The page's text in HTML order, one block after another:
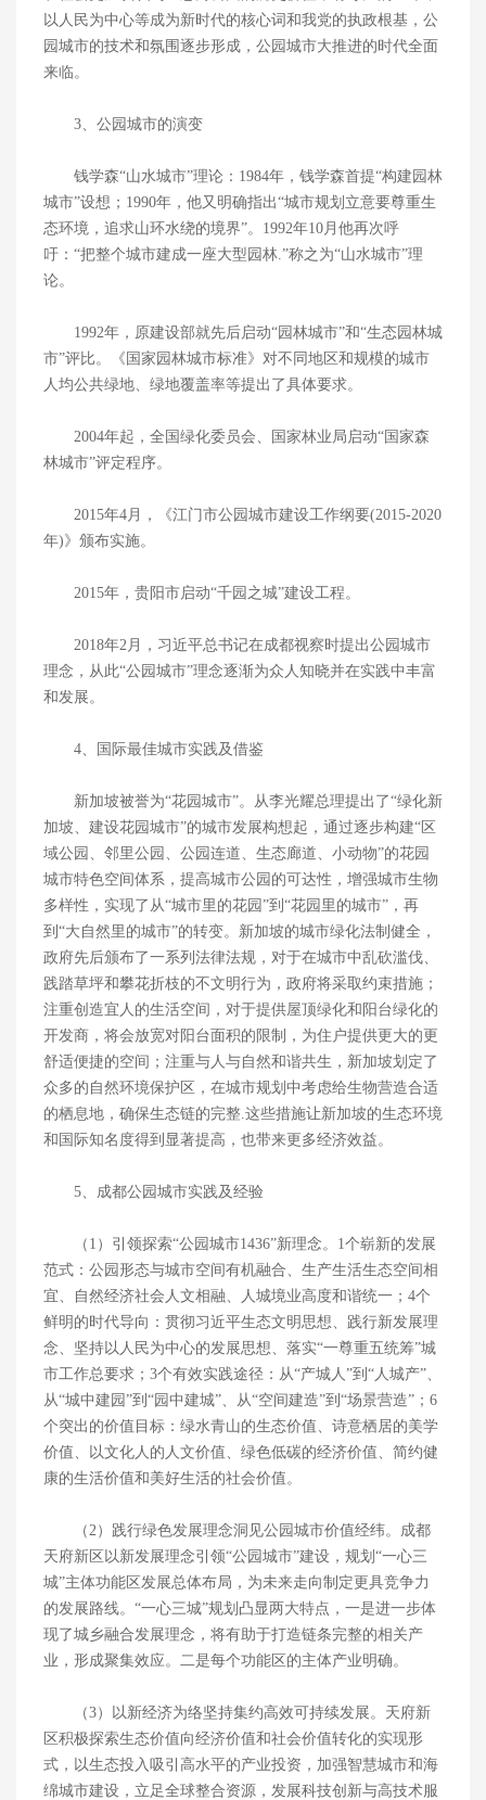
以人民为中心等成为新时代的核心词和我党的执政根基，公
园城市的技术和氛围逐步形成，公园城市大推进的时代全面
来临。
3、公园城市的演变
钱学森“山水城市”理论：1984年，钱学森首提“构建园林
城市”设想；1990年，他又明确指出“城市规划立意要尊重生
态环境，追求山环水绕的境界”。1992年10月他再次呼
吁：“把整个城市建成一座大型园林.”称之为“山水城市”理
论。
1992年，原建设部就先后启动“园林城市”和“生态园林城
市”评比。《国家园林城市标准》对不同地区和规模的城市
人均公共绿地、绿地覆盖率等提出了具体要求。
2004年起，全国绿化委员会、国家林业局启动“国家森
林城市”评定程序。
2015年4月，《江门市公园城市建设工作纲要(2015-2020
年)》颁布实施。
2015年，贵阳市启动“千园之城”建设工程。
2018年2月，习近平总书记在成都视察时提出公园城市
理念，从此“公园城市”理念逐渐为众人知晓并在实践中丰富
和发展。
4、国际最佳城市实践及借鉴
新加坡被誉为“花园城市”。从李光耀总理提出了“绿化新
加坡、建设花园城市”的城市发展构想起，通过逐步构建“区
域公园、邻里公园、公园连道、生态廊道、小动物”的花园
城市特色空间体系，提高城市公园的可达性，增强城市生物
多样性，实现了从“城市里的花园”到“花园里的城市”，再
到“大自然里的城市”的转变。新加坡的城市绿化法制健全，
政府先后颁布了一系列法律法规，对于在城市中乱砍滥伐、
践踏草坪和攀花折枝的不文明行为，政府将采取约束措施；
注重创造宜人的生活空间，对于提供屋顶绿化和阳台绿化的
开发商，将会放宽对阳台面积的限制，为住户提供更大的更
舒适便捷的空间；注重与人与自然和谐共生，新加坡划定了
众多的自然环境保护区，在城市规划中考虑给生物营造合适
的栖息地，确保生态链的完整.这些措施让新加坡的生态环境
和国际知名度得到显著提高，也带来更多经济效益。
5、成都公园城市实践及经验
（1）引领探索“公园城市1436”新理念。1个崭新的发展
范式：公园形态与城市空间有机融合、生产生活生态空间相
宜、自然经济社会人文相融、人城境业高度和谐统一；4个
鲜明的时代导向：贯彻习近平生态文明思想、践行新发展理
念、坚持以人民为中心的发展思想、落实“一尊重五统筹”城
市工作总要求；3个有效实践途径：从“产城人”到“人城产”、
从“城中建园”到“园中建城”、从“空间建造”到“场景营造”；6
个突出的价值目标：绿水青山的生态价值、诗意栖居的美学
价值、以文化人的人文价值、绿色低碳的经济价值、简约健
康的生活价值和美好生活的社会价值。
（2）践行绿色发展理念洞见公园城市价值经纬。成都
天府新区以新发展理念引领“公园城市”建设，规划“一心三
城”主体功能区发展总体布局，为未来走向制定更具竞争力
的发展路线。“一心三城”规划凸显两大特点，一是进一步体
现了城乡融合发展理念，将有助于打造链条完整的相关产
业，形成聚集效应。二是每个功能区的主体产业明确。
（3）以新经济为络坚持集约高效可持续发展。天府新
区积极探索生态价值向经济价值和社会价值转化的实现形
式，以生态投入吸引高水平的产业投资，加强智慧城市和海
绵城市建设，立足全球整合资源，发展科技创新与高技术服